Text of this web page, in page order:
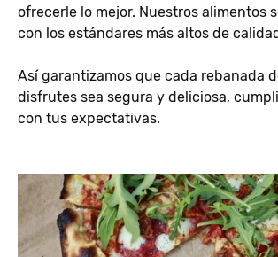
ofrecerle lo mejor. Nuestros alimentos
con los estándares más altos de
Así garantizamos que cada rebanada
disfrutes sea segura y deliciosa,
con tus expectativas.